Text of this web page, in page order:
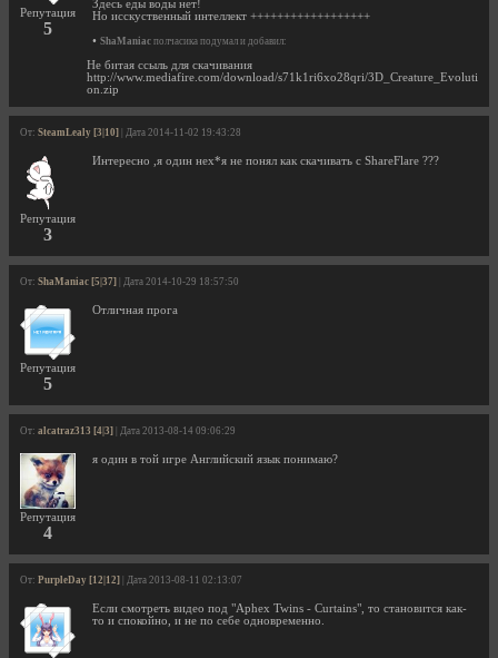
Репутация
5
Здесь еды воды нет!
Но исскуственный интеллект ++++++++++++++++++
• ShaManiac полчасика подумал и добавил:
Не битая ссыль для скачивания
http://www.mediafire.com/download/s71k1ri6xo28qri/3D_Creature_Evoluti
on.zip
От: SteamLealy [3|10] | Дата 2014-11-02 19:43:28
Репутация
3
Интересно ,я один нех*я не понял как скачивать с ShareFlare ???
От: ShaManiac [5|37] | Дата 2014-10-29 18:57:50
Репутация
5
Отличная прога
От: alcatraz313 [4|3] | Дата 2013-08-14 09:06:29
Репутация
4
я один в той игре Английский язык понимаю?
От: PurpleDay [12|12] | Дата 2013-08-11 02:13:07
Если смотреть видео под "Aphex Twins - Curtains", то становится как-
то и спокойно, и не по себе одновременно.